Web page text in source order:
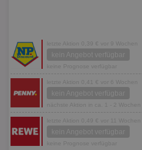
letzte Aktion 0,39 € vor 9 Wochen
kein Angebot verfügbar
keine Prognose verfügbar
letzte Aktion 0,41 € vor 6 Wochen
kein Angebot verfügbar
nächste Aktion in ca. 1 - 2 Wochen
letzte Aktion 0,49 € vor 11 Wochen
kein Angebot verfügbar
keine Prognose verfügbar